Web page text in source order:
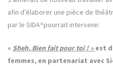
afin d’élaborer une pièce de
par le SIDA^pourrait intervenir.
« Sheh, Bien fait pour toi ! » est
femmes, en partenariat avec